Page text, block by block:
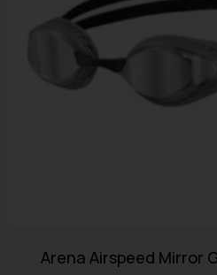
Arena Airspeed Mirror